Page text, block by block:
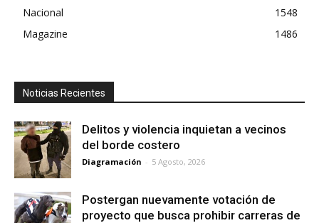
Nacional
1548
Magazine
1486
Noticias Recientes
Delitos y violencia inquietan a vecinos
del borde costero
Diagramación - 5 Agosto, 2026
Postergan nuevamente votación de
proyecto que busca prohibir carreras de